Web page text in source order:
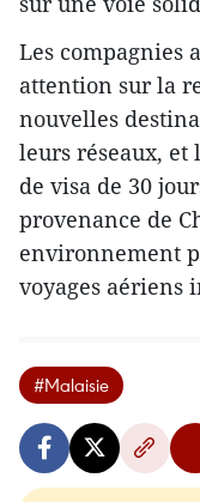
Les compagnies
attention sur la
nouvelles
leurs réseaux, et
de visa de 30
provenance de
environnement
voyages aériens
#Malaisie